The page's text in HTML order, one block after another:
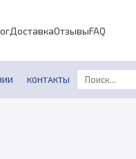
ДоставкаОтзывыFAQ
КОНТАКТЫ